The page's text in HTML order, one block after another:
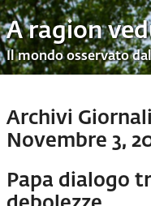
A ragion
Il mondo osservato
Archivi
Novembre 3,
Papa dialogo